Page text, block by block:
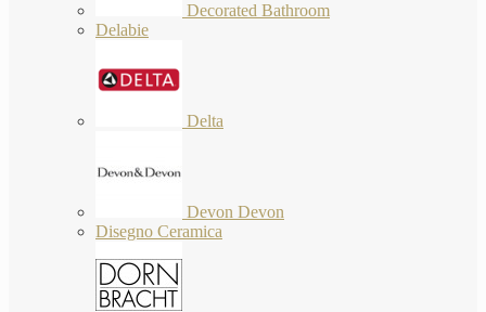
Decorated Bathroom
Delabie
Delta
Devon Devon
Disegno Ceramica